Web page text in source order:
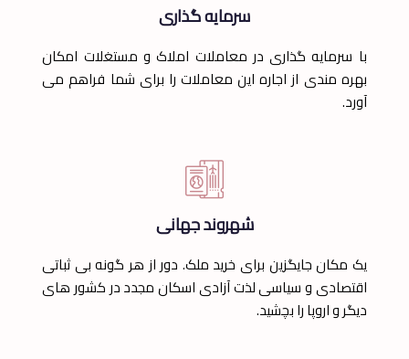
سرمایه گذاری
با سرمایه گذاری در معاملات املاک و مستغلات امکان
بهره مندی از اجاره‌ این معاملات را برای شما فراهم می
آورد.
شهروند جهانی
یک مکان جایگزین برای خرید ملک. دور از هر گونه بی ثباتی
اقتصادی و سیاسی لذت آزادی اسکان مجدد در کشور های
دیگر و اروپا را بچشید.